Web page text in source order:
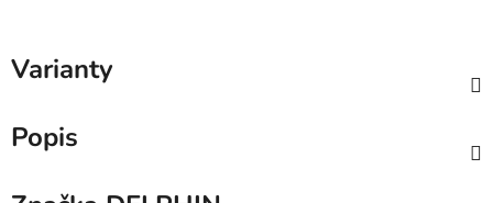
Varianty
Popis